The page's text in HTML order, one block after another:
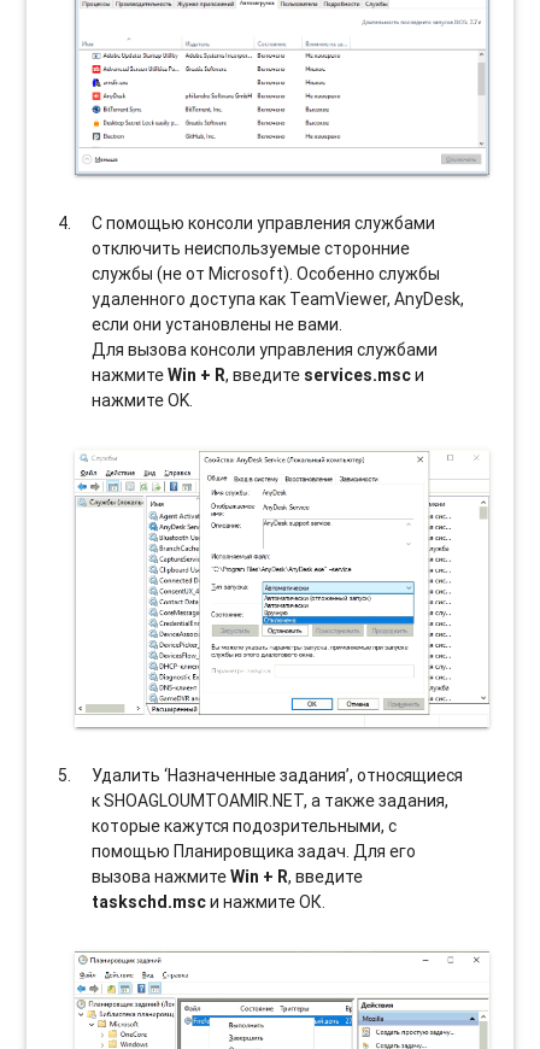
С помощью консоли управления службами
отключить неиспользуемые сторонние
службы (не от Microsoft). Особенно службы
удаленного доступа как TeamViewer, AnyDesk,
если они установлены не вами.
Для вызова консоли управления службами
нажмитеWin + R, введите services.mscи
нажмите OK.
Удалить ‘Назначенные задания’, относящиеся
к SHOAGLOUMTOAMIR.NET, а также задания,
которые кажутся подозрительными, с
помощью Планировщика задач. Для его
вызова нажмитеWin + R, введите
taskschd.mscи нажмите ОК.